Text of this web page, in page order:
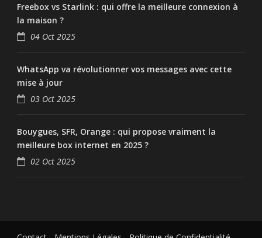
Freebox vs Starlink : qui offre la meilleure connexion à
la maison ?
04 Oct 2025
WhatsApp va révolutionner vos messages avec cette
mise à jour
03 Oct 2025
Bouygues, SFR, Orange : qui propose vraiment la
meilleure box internet en 2025 ?
02 Oct 2025